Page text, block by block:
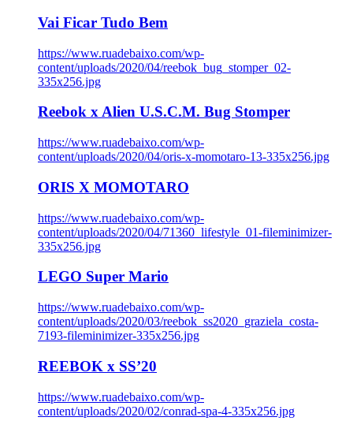
Vai Ficar Tudo Bem
https://www.ruadebaixo.com/wp-
content/uploads/2020/04/reebok_bug_stomper_02-
335x256.jpg
Reebok x Alien U.S.C.M. Bug Stomper
https://www.ruadebaixo.com/wp-
content/uploads/2020/04/oris-x-momotaro-13-335x256.jpg
ORIS X MOMOTARO
https://www.ruadebaixo.com/wp-
content/uploads/2020/04/71360_lifestyle_01-fileminimizer-
335x256.jpg
LEGO Super Mario
https://www.ruadebaixo.com/wp-
content/uploads/2020/03/reebok_ss2020_graziela_costa-
7193-fileminimizer-335x256.jpg
REEBOK x SS’20
https://www.ruadebaixo.com/wp-
content/uploads/2020/02/conrad-spa-4-335x256.jpg